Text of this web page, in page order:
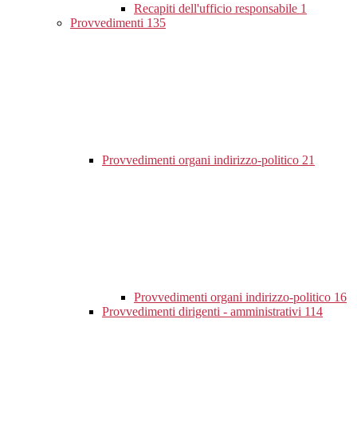
Recapiti dell'ufficio responsabile 1
Provvedimenti 135
Provvedimenti organi indirizzo-politico 21
Provvedimenti organi indirizzo-politico 16
Provvedimenti dirigenti - amministrativi 114